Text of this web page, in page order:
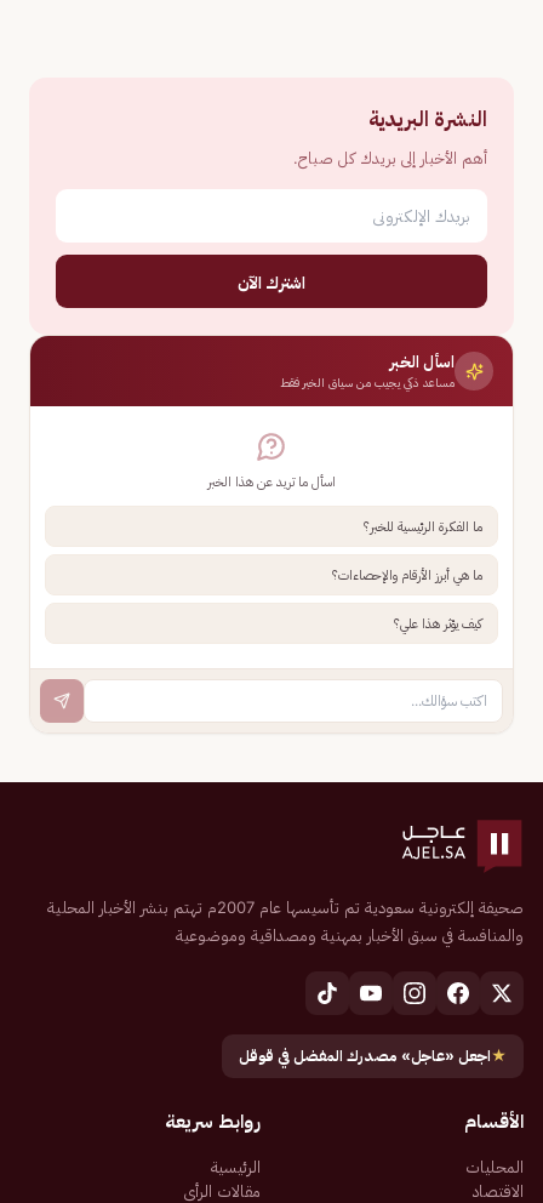
النشرة البريدية
أهم الأخبار إلى بريدك كل صباح.
اشترك الآن
اسأل الخبر
مساعد ذكي يجيب من سياق الخبر فقط
اسأل ما تريد عن هذا الخبر
ما الفكرة الرئيسية للخبر؟
ما هي أبرز الأرقام والإحصاءات؟
كيف يؤثر هذا علي؟
صحيفة إلكترونية سعودية تم تأسيسها عام 2007م تهتم بنشر الأخبار المحلية
والمنافسة في سبق الأخبار بمهنية ومصداقية وموضوعية
★اجعل «عاجل» مصدرك المفضل في قوقل
الأقسام
المحليات
الاقتصاد
روابط سريعة
الرئيسية
مقالات الرأي